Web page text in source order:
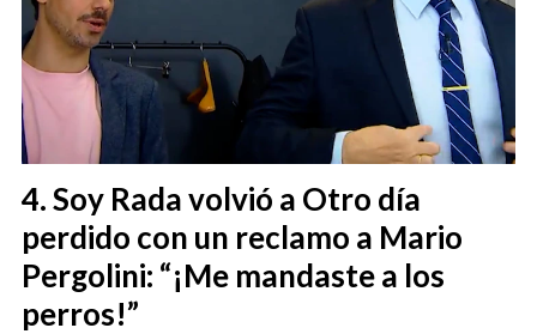
Soy Rada volvió a Otro día
perdido con un reclamo a Mario
Pergolini: “¡Me mandaste a los
perros!”